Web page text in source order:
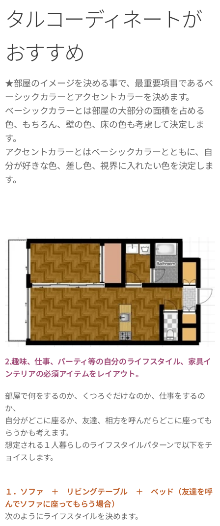
タルコーディネートが
おすすめ
★部屋のイメージを決める事で、最重要項目であるベ
ーシックカラーとアクセントカラーを決めます。
ベーシックカラーとは部屋の大部分の面積を占める
色、もちろん、壁の色、床の色も考慮して決定しま
す。
アクセントカラーとはベーシックカラーとともに、自
分が好きな色、差し色、視界に入れたい色を決定しま
す。
2.趣味、仕事、パーティ等の自分のライフスタイル、家具イ
ンテリアの必須アイテムをレイアウト。
部屋で何をするのか、くつろぐだけなのか、仕事をするの
か、
自分がどこに座るか、友達、相方を呼んだらどこに座っても
らうかも考えます。
想定される１人暮らしのライフスタイルパターンで以下をチ
ョイスします。
１．ソファ ＋ リビングテーブル ＋ ベッド（友達を呼
んでソファに座ってもらう場合）
次のようにライフスタイルを決めます。